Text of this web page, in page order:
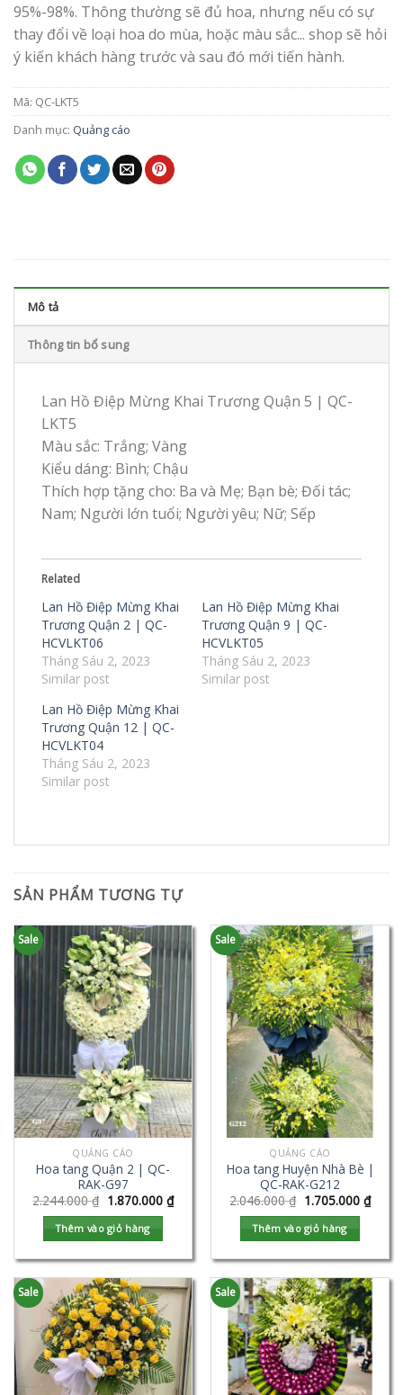
95%-98%. Thông thường sẽ đủ hoa, nhưng nếu có sự
thay đổi về loại hoa do mùa, hoặc màu sắc... shop sẽ hỏi
ý kiến khách hàng trước và sau đó mới tiến hành.
Mã: QC-LKT5
Danh mục: Quảng cáo
Mô tả
Thông tin bổ sung
Lan Hồ Điệp Mừng Khai Trương Quận 5 | QC-
LKT5
Màu sắc: Trắng; Vàng
Kiểu dáng: Bình; Chậu
Thích hợp tặng cho: Ba và Mẹ; Bạn bè; Đối tác;
Nam; Người lớn tuổi; Người yêu; Nữ; Sếp
Related
Lan Hồ Điệp Mừng Khai
Trương Quận 2 | QC-
HCVLKT06
Tháng Sáu 2, 2023
Similar post
Lan Hồ Điệp Mừng Khai
Trương Quận 9 | QC-
HCVLKT05
Tháng Sáu 2, 2023
Similar post
Lan Hồ Điệp Mừng Khai
Trương Quận 12 | QC-
HCVLKT04
Tháng Sáu 2, 2023
Similar post
SẢN PHẨM TƯƠNG TỰ
Sale
QUẢNG CÁO
Hoa tang Quận 2 | QC-
RAK-G97
2.244.000₫ 1.870.000 ₫
Thêm vào giỏ hàng
Sale
QUẢNG CÁO
Hoa tang Huyện Nhà Bè |
QC-RAK-G212
2.046.000₫ 1.705.000 ₫
Thêm vào giỏ hàng
Sale Sale